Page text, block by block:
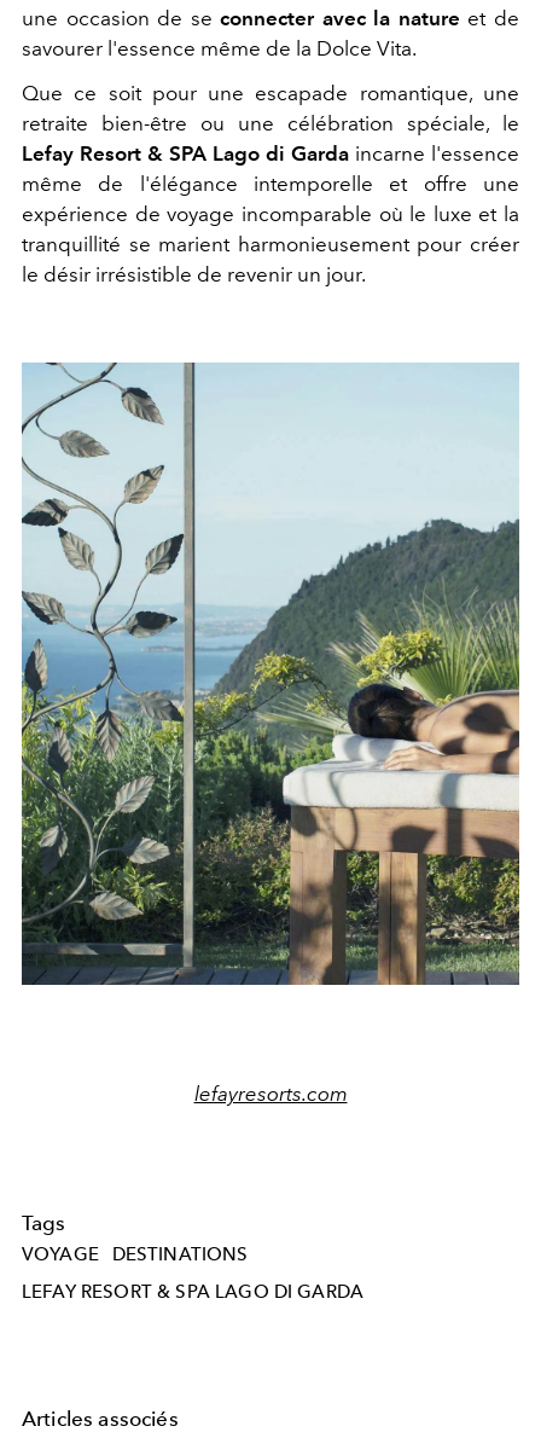
une occasion de seconnecter avec la nature et de
savourer l'essence même de la Dolce Vita.
Que ce soit pour une escapade romantique, une
retraite bien-être ou une célébration spéciale, le
Lefay Resort & SPA Lago di Garda incarne l'essence
même de l'élégance intemporelle et offre une
expérience de voyage incomparable où le luxe et la
tranquillité se marient harmonieusement pour créer
le désir irrésistible de revenir un jour.
lefayresorts.com
Tags
VOYAGE
DESTINATIONS
LEFAY RESORT & SPA LAGO DI GARDA
Articles associés